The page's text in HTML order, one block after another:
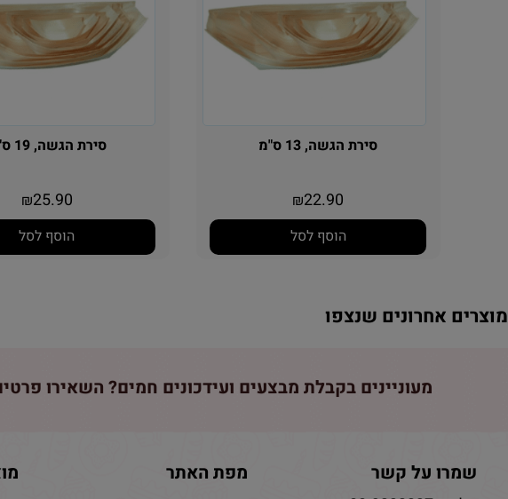
סירת הגשה, 13 ס"מ
₪22.90
הוסף לסל
סירת הגשה, 19 ס"מ
₪25.90
הוסף לסל
אחרונים שנצפו
מעוניינים בקבלת מבצעים ועידכונים חמים? השאירו
שמרו על קשר מפת האתר